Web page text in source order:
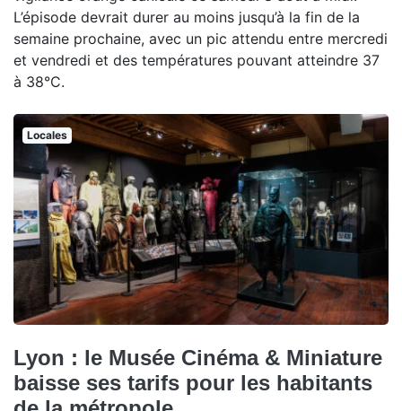
L’épisode devrait durer au moins jusqu’à la fin de la
semaine prochaine, avec un pic attendu entre mercredi
et vendredi et des températures pouvant atteindre 37
à 38°C.
Locales
Lyon : le Musée Cinéma & Miniature
baisse ses tarifs pour les habitants